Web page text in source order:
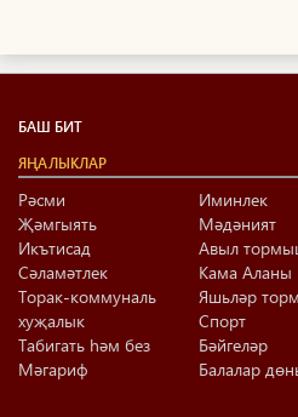
БАШ БИТ
ЯҢАЛЫКЛАР
Рәсми
Җәмгыять
Икътисад
Сәламәтлек
Торак-коммуналь
хуҗалык
Табигать һәм без
Мәгариф
Иминлек
Мәдәният
Авыл
Кама Аланы
Яшьләр
Спорт
Бәйгеләр
Балалар